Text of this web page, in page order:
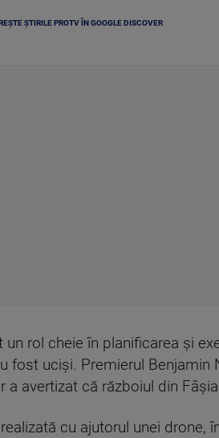
ȘTIRILE PROTV ÎN GOOGLE DISCOVER
rol cheie în planificarea și
uciși. Premierul Benjamin
avertizat că războiul din
cu ajutorul unei drone,